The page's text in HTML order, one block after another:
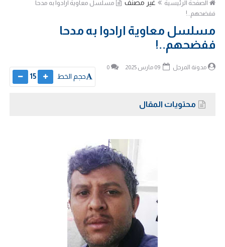
الصفحة الرئيسية غير مصنف
مسلسل معاوية ارادوا به مدحا
ففضحهم..!
مسلسل معاوية ارادوا به مدحا
ففضحهم..!
مدونة المرجل 0
حجم الخط 15
محتويات المقال